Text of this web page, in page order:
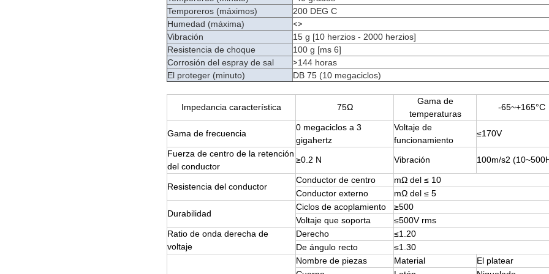
Temporeros (máximos)
200 DEG C
Humedad (máxima)
<>
Vibración
15 g [10 herzios - 2000 herzios]
Resistencia de choque
100 g [ms 6]
Corrosión del espray de sal
>144 horas
El proteger (minuto)
DB 75 (10 megaciclos)
Impedancia característica 75Ω
Gama de
temperaturas
-65~+165°C
Gama de frecuencia
0 megaciclos a 3
gigahertz
Voltaje de
funcionamiento
≤170V
Fuerza de centro de la retención
del conductor
≥0.2 N Vibración 100m/s2
Resistencia del conductor
Conductor de centro
mΩ del ≤ 10
Conductor externo
mΩ del ≤ 5
Durabilidad
Ciclos de acoplamiento
≥500
Voltaje que soporta
≤500V rms
Ratio de onda derecha de
voltaje
Derecho
≤1.20
De ángulo recto
≤1.30
Nombre de piezas
Material
El platear